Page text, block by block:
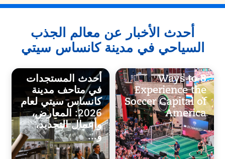
أحدث الأخبار عن معالم الجذب
السياحي في مدينة كانساس سيتي
8 Ways to
Experience the
Soccer Capital of
America
أحدث المستجدات
في متاحف مدينة
كانساس سيتي لعام
2026: المعارض،
وأعمال التجديد،
و...